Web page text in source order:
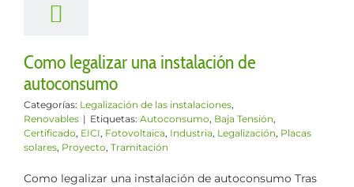
Renovables
Como legalizar una instalación de
autoconsumo
Categorías: Legalización de las instalaciones,
Renovables | Etiquetas: Autoconsumo, Baja Tensión,
Certificado, EICI, Fotovoltaica, Industria, Legalización, Placas
solares, Proyecto, Tramitación
Como legalizar una instalación de autoconsumo Tras